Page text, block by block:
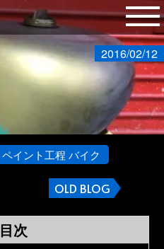
2016/02/12
ペイント工程 バイク
OLD BLOG
目次